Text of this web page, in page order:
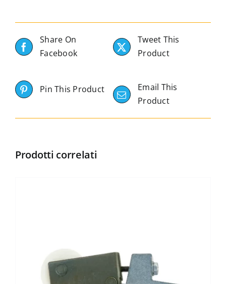
Share On
Facebook
Tweet This
Product
Pin This Product
Email This
Product
Prodotti correlati